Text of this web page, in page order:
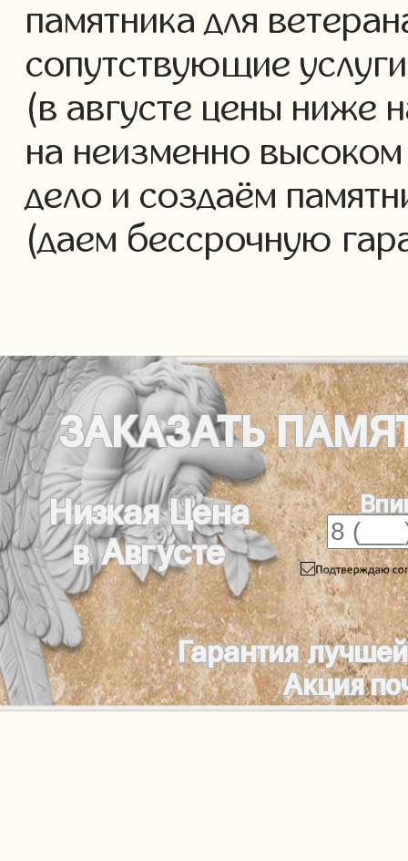
памятника для
сопутствующие
(в августе цены ниже
на неизменно
дело и создаём
(даем бессрочную
ЗАКАЗАТЬ
Низкая Цена
в Августе
Гарантия
Акция